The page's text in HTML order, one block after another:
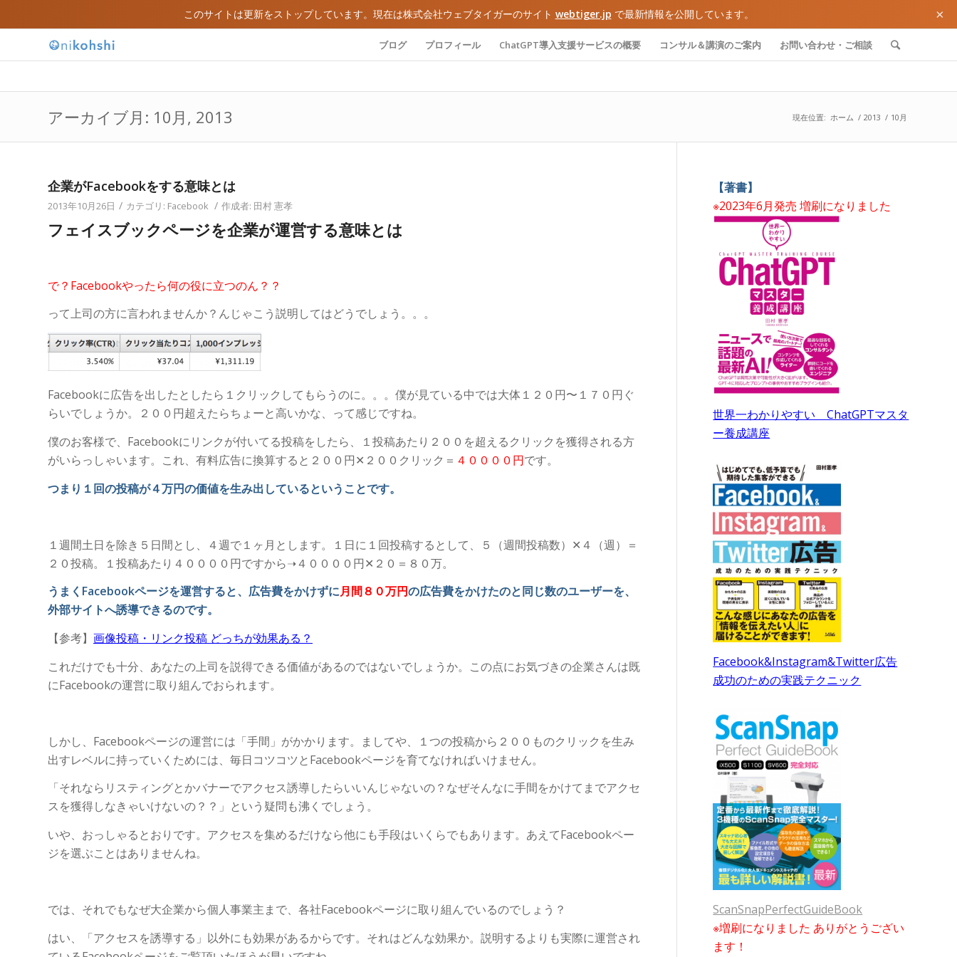
このサイトは更新をストップしています。現在は株式会社ウェブタイガーのサイト webtiger.jp で最新情報を公開しています。 ×
ブログ プロフィール ChatGPT導入支援サービスの概要 コンサル＆講演のご案内 お問い合わせ・ご相談
アーカイブ月: 10月, 2013 現在位置: ホーム / 2013 / 10月
企業がFacebookをする意味とは
2013年10月26日 / カテゴリ: Facebook / 作成者: 田村 憲孝
フェイスブックページを企業が運営する意味とは
で？Facebookやったら何の役に立つのん？？
って上司の方に言われませんか？んじゃこう説明してはどうでしょう。。。
Facebookに広告を出したとしたら１クリックしてもらうのに。。。僕が見ている中では大体１２０円〜１７０円ぐ
らいでしょうか。２００円超えたらちょーと高いかな、って感じですね。
僕のお客様で、Facebookにリンクが付いてる投稿をしたら、１投稿あたり２００を超えるクリックを獲得される方
がいらっしゃいます。これ、有料広告に換算すると２００円✕２００クリック＝ ４００００円です。
つまり１回の投稿が４万円の価値を生み出しているということです。
１週間土日を除き５日間とし、４週で１ヶ月とします。１日に１回投稿するとして、５（週間投稿数）✕４（週）＝
２０投稿。１投稿あたり４００００円ですから➝４００００円✕２０＝８０万。
うまくFacebookページを運営すると、広告費をかけずに月間８０万円の広告費をかけたのと同じ数のユーザーを、
外部サイトへ誘導できるのです。
【参考】 画像投稿・リンク投稿 どっちが効果ある？
これだけでも十分、あなたの上司を説得できる価値があるのではないでしょうか。この点にお気づきの企業さんは既
にFacebookの運営に取り組んでおられます。
しかし、Facebookページの運営には「手間」がかかります。ましてや、１つの投稿から２００ものクリックを生み
出すレベルに持っていくためには、毎日コツコツとFacebookページを育てなければいけません。
「それならリスティングとかバナーでアクセス誘導したらいいんじゃないの？なぜそんなに手間をかけてまでアクセ
スを獲得しなきゃいけないの？？」という疑問も沸くでしょう。
いや、おっしゃるとおりです。アクセスを集めるだけなら他にも手段はいくらでもあります。あえてFacebookペー
ジを選ぶことはありませんね。
では、それでもなぜ大企業から個人事業主まで、各社Facebookページに取り組んでいるのでしょう？
はい、「アクセスを誘導する」以外にも効果があるからです。それはどんな効果か。説明するよりも実際に運営され
【著書】
※2023年6月発売 増刷になりました
世界一わかりやすい ChatGPTマスタ
ー養成講座
Facebook&Instagram&Twitter広告
成功のための実践テクニック
ScanSnapPerfectGuideBook
※増刷になりました ありがとうござい
ます！